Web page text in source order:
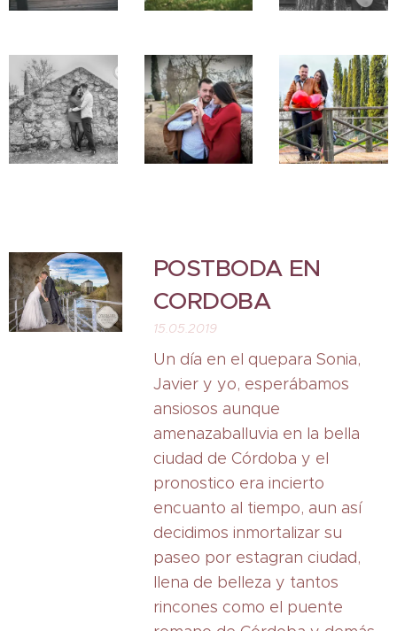
POSTBODA EN
CORDOBA
15.05.2019
Un día en el quepara Sonia,
Javier y yo, esperábamos
ansiosos aunque
amenazaballuvia en la bella
ciudad de Córdoba y el
pronostico era incierto
encuanto al tiempo, aun así
decidimos inmortalizar su
paseo por estagran ciudad,
llena de belleza y tantos
rincones como el puente